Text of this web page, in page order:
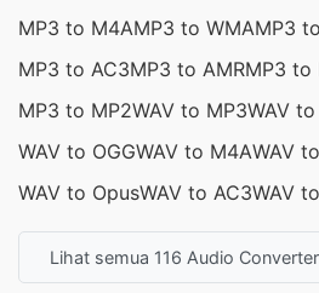
MP3 to M4AMP3 to WMAMP3
MP3 to AC3MP3 to AMRMP3 to
MP3 to MP2WAV to MP3WAV
WAV to OGGWAV to M4AWAV
WAV to OpusWAV to AC3WAV
Lihat semua 116 Audio